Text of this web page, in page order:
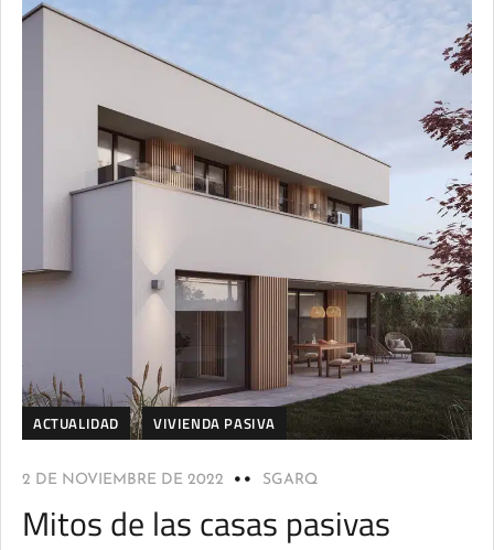
ACTUALIDAD VIVIENDA PASIVA
2 DE NOVIEMBRE DE 2022 SGARQ
Mitos de las casas pasivas